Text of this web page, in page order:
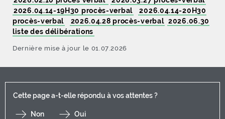
2026.04.14-19H30 procès-verbal
2026.04.14-20H30
procès-verbal
2026.04.28 procès-verbal 2026.06.30
liste des délibérations
Dernière mise à jour le 01.07.2026
Cette page a-t-elle répondu à vos attentes ?
Non Oui